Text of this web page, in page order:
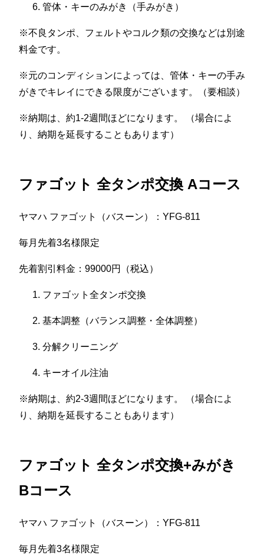
管体・キーのみがき（手みがき）
※不良タンポ、フェルトやコルク類の交換などは別途
料金です。
※元のコンディションによっては、管体・キーの手み
がきでキレイにできる限度がございます。（要相談）
※納期は、約1-2週間ほどになります。 （場合によ
り、納期を延長することもあります）
ファゴット 全タンポ交換 Aコース
ヤマハ ファゴット（バスーン）：YFG-811
毎月先着3名様限定
先着割引料金：99000円（税込）
ファゴット全タンポ交換
基本調整（バランス調整・全体調整）
分解クリーニング
キーオイル注油
※納期は、約2-3週間ほどになります。 （場合によ
り、納期を延長することもあります）
ファゴット 全タンポ交換+みがき
Bコース
ヤマハ ファゴット（バスーン）：YFG-811
毎月先着3名様限定